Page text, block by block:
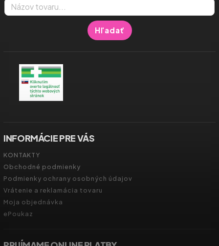
Hľadať
INFORMÁCIE PRE VÁS
KONTAKTY
Obchodné podmienky
Podmienky ochrany osobných údajov
Vrátenie a reklamácia tovaru
Moja objednávka
ePoukaz